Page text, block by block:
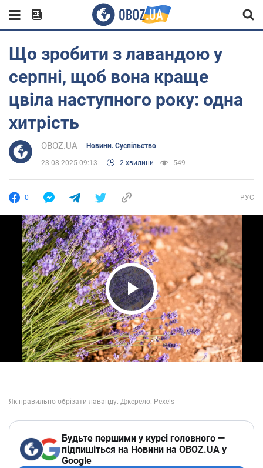
Що зробити з лавандою у
серпні, щоб вона краще
цвіла наступного року: одна
хитрість
OBOZ.UA Новини. Суспільство
23.08.2025 09:13 2 хвилини 549
0 РУС
Play Video
Будьте першими у курсі головного —
підпишіться на Новини на OBOZ.UA у
Google